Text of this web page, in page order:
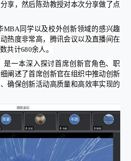
享，然后陈劲教授对本次分享做了点
MBA同学以及校外创新领域的感兴趣
热度非常高，腾讯会议以及直播间在
共计680余人。
是一本深入探讨首席创新官角色、职
阐述了首席创新官在组织中推动创新
确保创新活动高质量和高效率实现的